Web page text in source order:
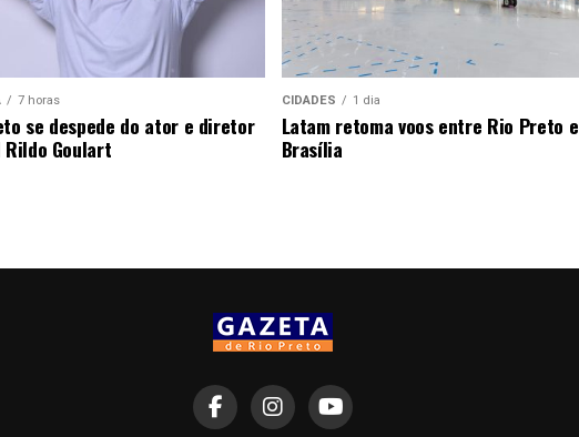
7 horas
se despede do ator e diretor
Goulart
CIDADES 1 dia
Latam retoma voos entre Rio Preto e
Brasília